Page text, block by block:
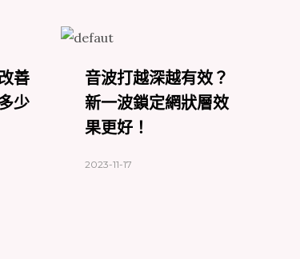
善
少
音波打越深越有效？
新一波鎖定網狀層效
果更好！
2023-11-17